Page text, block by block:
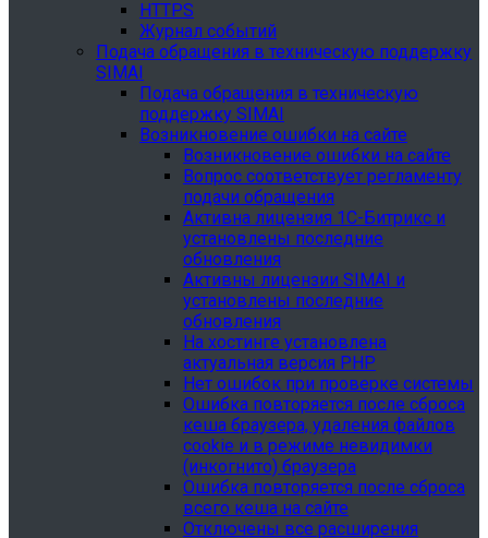
HTTPS
Журнал событий
Подача обращения в техническую поддержку
SIMAI
Подача обращения в техническую
поддержку SIMAI
Возникновение ошибки на сайте
Возникновение ошибки на сайте
Вопрос соответствует регламенту
подачи обращения
Активна лицензия 1С-Битрикс и
установлены последние
обновления
Активны лицензии SIMAI и
установлены последние
обновления
На хостинге установлена
актуальная версия PHP
Нет ошибок при проверке системы
Ошибка повторяется после сброса
кеша браузера, удаления файлов
cookie и в режиме невидимки
(инкогнито) браузера
Ошибка повторяется после сброса
всего кеша на сайте
Отключены все расширения